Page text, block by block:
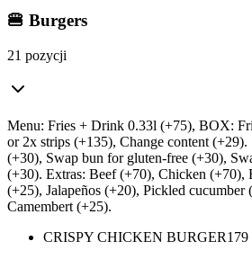
🍔 Burgers
21 pozycji
Menu: Fries + Drink 0.33l (+75), BOX:
or 2x strips (+135), Change content (+29).
(+30), Swap bun for gluten-free (+30),
(+30). Extras: Beef (+70), Chicken (+70),
(+25), Jalapeños (+20), Pickled cucumber
Camembert (+25).
CRISPY CHICKEN BURGER179